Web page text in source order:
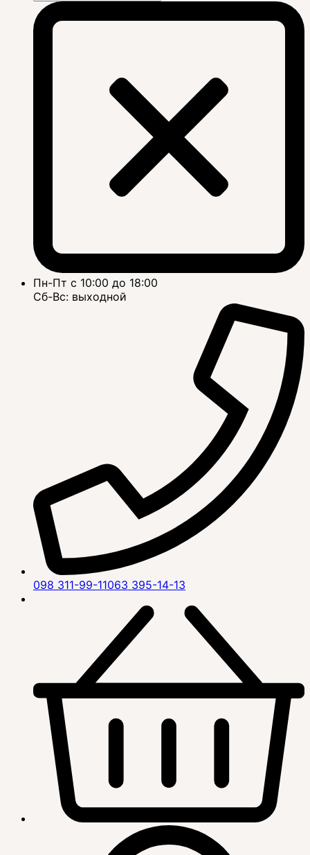
Пн-Пт с 10:00 до 18:00
Сб-Вс: выходной
098 311-99-11063 395-14-13